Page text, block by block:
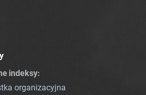
indeksy:
organizacyjna